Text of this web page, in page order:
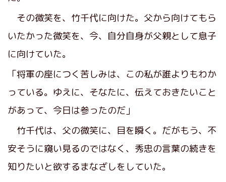
その微笑を、竹千代に向けた。父から向けてもら
いたかった微笑を、今、自分自身が父親として息子
に向けていた。
「将軍の座につく苦しみは、この私が誰よりもわか
っている。ゆえに、そなたに、伝えておきたいこと
があって、今日は参ったのだ」
竹千代は、父の微笑に、目を瞬く。だがもう、不
安そうに窺い見るのではなく、秀忠の言葉の続きを
知りたいと欲するまなざしをしていた。